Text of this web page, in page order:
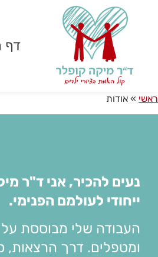
דף
ראשי » אודות
נעים להכיר, אני ד"ר
ייחודי לעולמם הפנימי.
העבודה שלי מבוססת על
ומטפלים. דרך הרצאות,